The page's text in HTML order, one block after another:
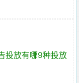
投放有哪9种投放